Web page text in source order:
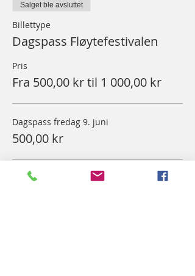
Salget ble avsluttet
Billettype
Dagspass Fløytefestivalen
Pris
Fra 500,00 kr til 1 000,00 kr
Dagspass fredag 9. juni
500,00 kr
Dagspass lørdag 10. juni